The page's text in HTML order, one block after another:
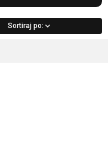
Sortiraj po: